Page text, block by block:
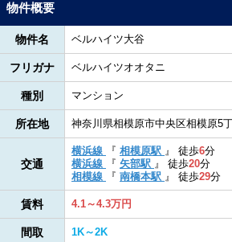
物件概要
物件名 ベルハイツ大谷
フリガナ ベルハイツオオタニ
種別 マンション
所在地 神奈川県相模原市中央区相模原5
交通
横浜線 『 相模原駅 』 徒歩6分
横浜線
『 矢部駅 』 徒歩20分
相模線
『 南橋本駅 』 徒歩29分
賃料 4.1～4.3万円
間取 1K～2K